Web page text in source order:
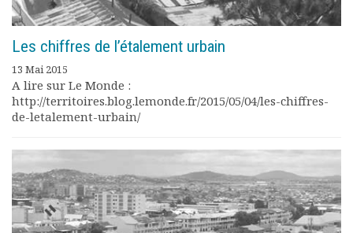
Les chiffres de l’étalement urbain
13 Mai 2015
A lire sur Le Monde :
http://territoires.blog.lemonde.fr/2015/05/04/les-chiffres-
de-letalement-urbain/